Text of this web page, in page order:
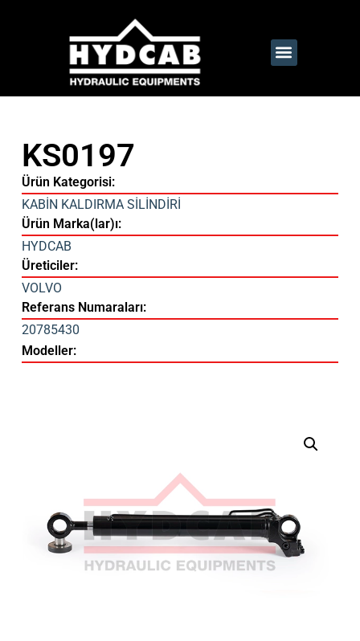
KS0197
Ürün Kategorisi:
KABİN KALDIRMA SİLİNDİRİ
Ürün Marka(lar)ı:
HYDCAB
Üreticiler:
VOLVO
Referans Numaraları:
20785430
Modeller: